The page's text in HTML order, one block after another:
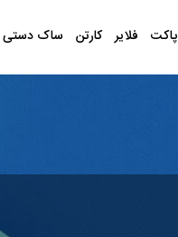
پاکت فلایر کارتن ساک دستی